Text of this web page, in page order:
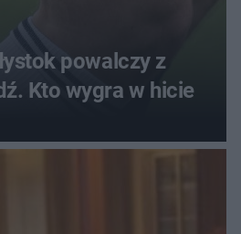
powalczy z
Kto wygra w hicie